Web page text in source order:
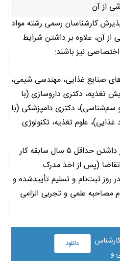
از آن
کارشناسان رسمی رشته مواد
آن، علاوه بر داشتن شرایط
نیز باشند:
صنایع غذایی، مهندسی شیمی،
تغذیه، دکتری داروسازی (با
سم‌شناسی)، دکتری دامپزشکی (با
علوم تغذیه، تکنولوژی
گواهی معتبر مبنی بر داشتن حداقل ۵ سال سابقه کار
(پس از اخذ مدرک
روز ثبت‌نام و تسلیم تأییدشده و
مصاحبه علمی و تجربی الزامی
و
دانلود